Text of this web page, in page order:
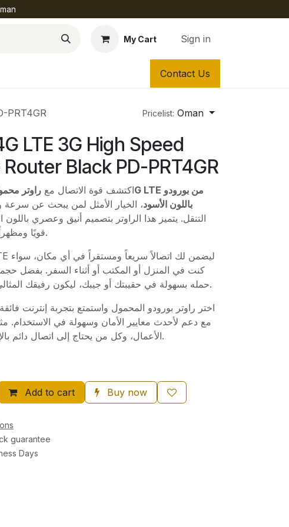
My Cart Sign in
Contact Us
PRT4GR Pricelist: Oman
LTE 3G High Speed
Black PD-PRT4GR
اكتشف قوة الاتصال مع
باللون الأسود، الخيار الأمثل لمن يبحث عن سرعة
التنقل. يتميز هذا الراوتر بتصميم أنيق وعصري باللون
قويًا ومظهراً جذاباً في آن واحد.
كنت في المنزل أو المكتب أو أثناء السفر. بفضل
حمله بسهولة في حقيبتك أو جيبك، ليكون رفيقك المثالي في جميع تنقلاتك.
اختر راوتر بورودو المحمول واستمتع بتجربة إنترنت
مع دعم لأحدث معايير الأمان وسهولة في الاستخدام.
الأعمال، وكل من يحتاج إلى اتصال دائم بالإنترنت دون انقطاع.
Add to cart Buy now
guarantee
Days